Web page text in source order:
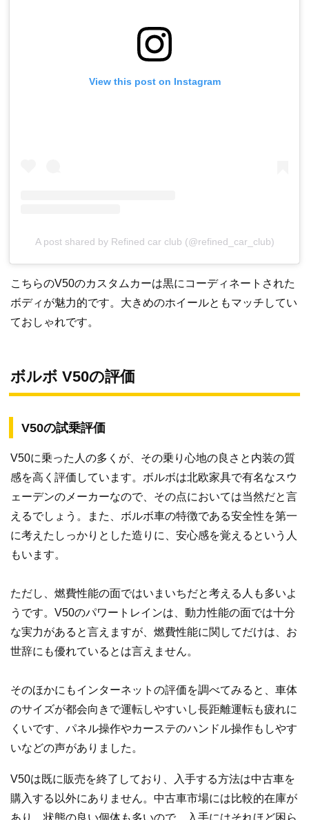
View this post on Instagram
A post shared by Refined car club (@refined_car_club)
こちらのV50のカスタムカーは黒にコーディネートされた
ボディが魅力的です。大きめのホイールともマッチしてい
ておしゃれです。
ボルボ V50の評価
V50の試乗評価
V50に乗った人の多くが、その乗り心地の良さと内装の質
感を高く評価しています。ボルボは北欧家具で有名なスウ
ェーデンのメーカーなので、その点においては当然だと言
えるでしょう。また、ボルボ車の特徴である安全性を第一
に考えたしっかりとした造りに、安心感を覚えるという人
もいます。
ただし、燃費性能の面ではいまいちだと考える人も多いよ
うです。V50のパワートレインは、動力性能の面では十分
な実力があると言えますが、燃費性能に関してだけは、お
世辞にも優れているとは言えません。
そのほかにもインターネットの評価を調べてみると、車体
のサイズが都会向きで運転しやすいし長距離運転も疲れに
くいです、パネル操作やカーステのハンドル操作もしやす
いなどの声がありました。
V50は既に販売を終了しており、入手する方法は中古車を
購入する以外にありません。中古車市場には比較的在庫が